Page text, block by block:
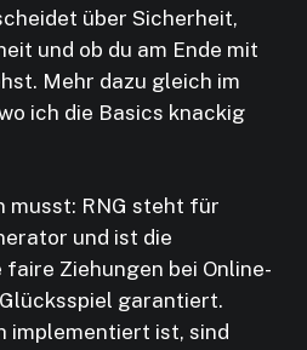
über Sicherheit,
und ob du am Ende mit
Mehr dazu gleich im
ich die Basics knackig
musst: RNG steht für
und ist die
Ziehungen bei Online-
garantiert.
implementiert ist, sind